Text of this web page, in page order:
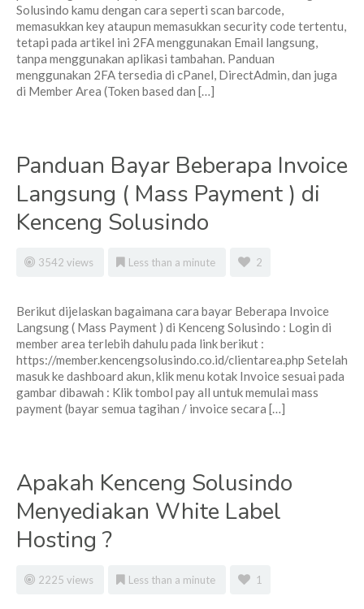
Solusindo kamu dengan cara seperti scan barcode,
memasukkan key ataupun memasukkan security code tertentu,
tetapi pada artikel ini 2FA menggunakan Email langsung,
tanpa menggunakan aplikasi tambahan. Panduan
menggunakan 2FA tersedia di cPanel, DirectAdmin, dan juga
di Member Area (Token based dan […]
Panduan Bayar Beberapa Invoice
Langsung ( Mass Payment ) di
Kenceng Solusindo
3542 views Less than a minute 2
Berikut dijelaskan bagaimana cara bayar Beberapa Invoice
Langsung ( Mass Payment ) di Kenceng Solusindo : Login di
member area terlebih dahulu pada link berikut :
https://member.kencengsolusindo.co.id/clientarea.php Setelah
masuk ke dashboard akun, klik menu kotak Invoice sesuai pada
gambar dibawah : Klik tombol pay all untuk memulai mass
payment (bayar semua tagihan / invoice secara […]
Apakah Kenceng Solusindo
Menyediakan White Label
Hosting ?
2225 views Less than a minute 1